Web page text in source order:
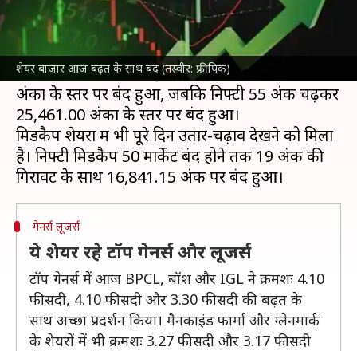
शेयर बाजार आज बढ़त के साथ बंद (तस्वीर: फ्रीपिक)
शेयर बाजार
में आज (4 जुलाई) सेंसेक्स और निफ्टी दोनों
सेंसेक्स193 अंक की बढ़त के साथ आज 83,432.89
अंकों के स्तर पर बंद हुआ, जबकि निफ्टी 55 अंक चढ़कर
25,461.00 अंकों के स्तर पर बंद हुआ।
मिडकैप शेयरों में भी पूरे दिन उतार-चढ़ाव देखने को मिला
है। निफ्टी मिडकैप 50 मार्केट बंद होने तक 19 अंक की
गेनर्स लूजर्स
ये शेयर रहे टॉप गेनर्स और लूजर्स
टॉप गेनर्स में आज BPCL, बॉश और IGL ने क्रमशः 4.10
फीसदी, 4.10 फीसदी और 3.30 फीसदी की बढ़त के
साथ अच्छा प्रदर्शन किया। मैनकाइंड फार्मा और ग्लेनमार्क
के शेयरों में भी क्रमशः 3.27 फीसदी और 3.17 फीसदी